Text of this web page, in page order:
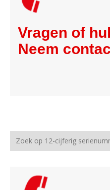
Vragen of
Neem